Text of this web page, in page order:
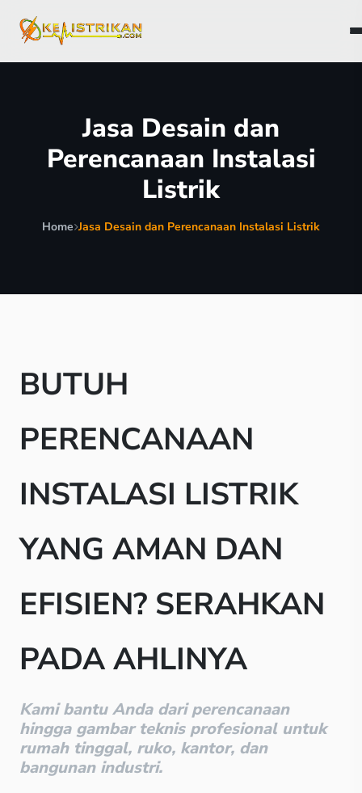
Jasa Desain dan
Perencanaan Instalasi
Listrik
Home Jasa Desain dan Perencanaan Instalasi Listrik
BUTUH
PERENCANAAN
INSTALASI LISTRIK
YANG AMAN DAN
EFISIEN? SERAHKAN
PADA AHLINYA
Kami bantu Anda dari perencanaan
hingga gambar teknis profesional untuk
rumah tinggal, ruko, kantor, dan
bangunan industri.